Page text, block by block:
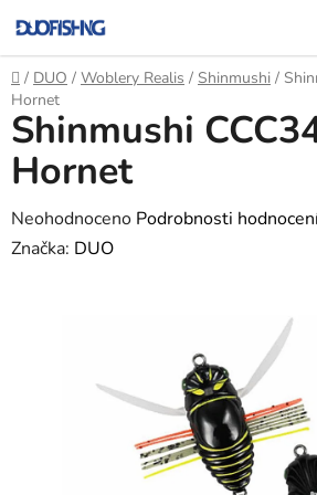
na
obsah
Domů
/ DUO / Woblery Realis / Shinmushi /
Hornet
Shinmushi
Hornet
Průměrné
hodnocení
Neohodnoceno Podrobnosti
Značka: DUO